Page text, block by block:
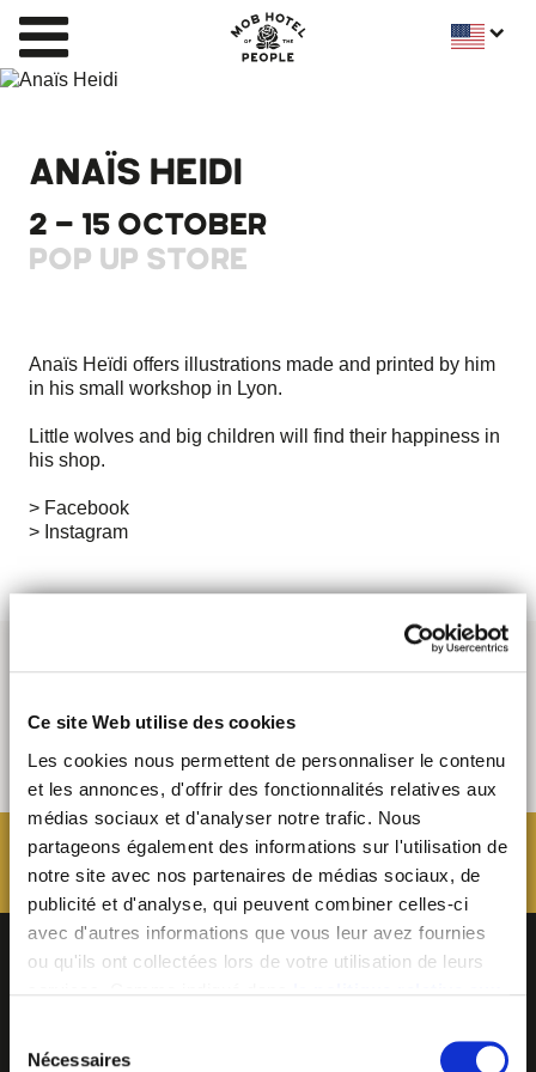
Ce site Web utilise des cookies
Les cookies nous permettent de personnaliser le contenu
et les annonces, d'offrir des fonctionnalités relatives aux
médias sociaux et d'analyser notre trafic. Nous
partageons également des informations sur l'utilisation de
notre site avec nos partenaires de médias sociaux, de
publicité et d'analyse, qui peuvent combiner celles-ci
avec d'autres informations que vous leur avez fournies
ou qu'ils ont collectées lors de votre utilisation de leurs
cliquant sur « tout autoriser » ; vous refusez ce dépôt de
Nécessaires
ANAÏS HEIDI
2 - 15 OCTOBER
POP UP STORE
Anaïs Heïdi offers illustrations made and printed by him
in his small workshop in Lyon.
Little wolves and big children will find their happiness in
his shop.
> Facebook
> Instagram